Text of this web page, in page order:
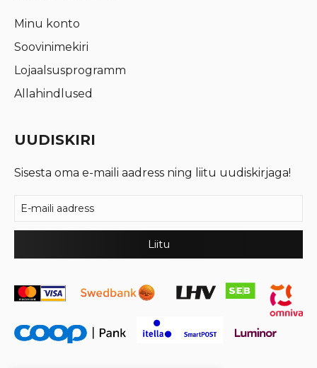
Minu konto
Soovinimekiri
Lojaalsusprogramm
Allahindlused
UUDISKIRI
Sisesta oma e-maili aadress ning liitu uudiskirjaga!